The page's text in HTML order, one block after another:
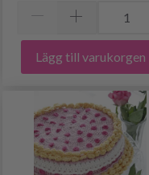
Lägg till varukorgen